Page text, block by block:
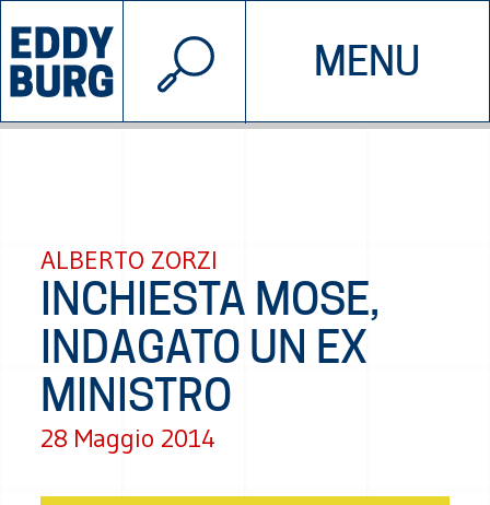
MENU
INIZIATIVE CHI SIAMO
© 2026 EDDYBURG
ALBERTO ZORZI
INCHIESTA MOSE,
INDAGATO UN EX
MINISTRO
28 Maggio 2014